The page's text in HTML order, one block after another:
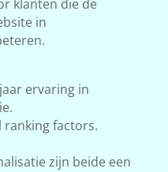
klanten die de
in
ervaring in
ranking factors.
zijn beide een